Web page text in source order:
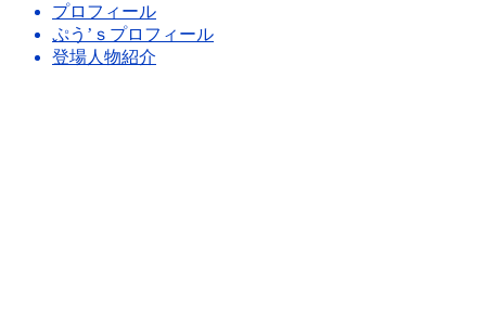
プロフィール
ぷう’ｓプロフィール
登場人物紹介